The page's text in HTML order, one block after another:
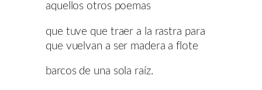
aquellos otros poemas
que tuve que traer a la rastra para
que vuelvan a ser madera a flote
barcos de una sola raíz.